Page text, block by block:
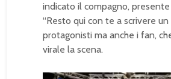
indicato il compagno,
“Resto qui con te a scrivere
protagonisti ma anche i fan,
virale la scena.